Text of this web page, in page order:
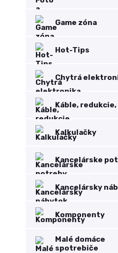
Game zóna
Hot-Tips
Chytrá
Káble,
Kalkulačky
Kancelárske
Kancelársky
Komponenty
Malé domáce
spotrebiče